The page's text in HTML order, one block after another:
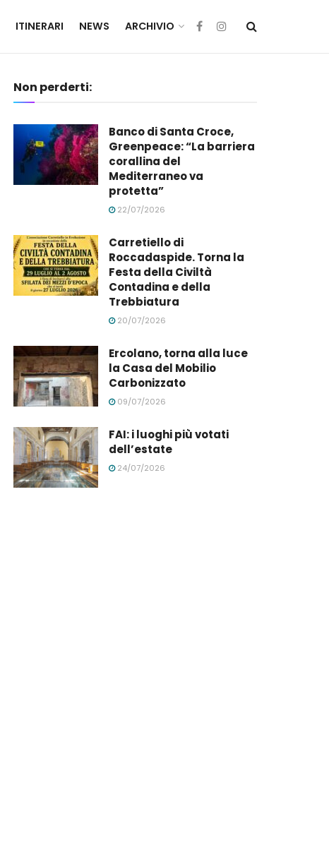
ITINERARI NEWS ARCHIVIO
Non perderti:
Banco di Santa Croce,
Greenpeace: “La barriera
corallina del
Mediterraneo va
protetta”
22/07/2026
Carretiello di
Roccadaspide. Torna la
Festa della Civiltà
Contadina e della
Trebbiatura
20/07/2026
Ercolano, torna alla luce
la Casa del Mobilio
Carbonizzato
09/07/2026
FAI: i luoghi più votati
dell’estate
24/07/2026